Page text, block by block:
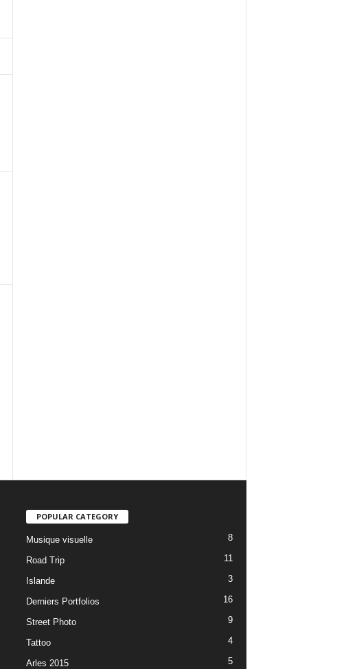
POPULAR CATEGORY
Musique visuelle 8
Road Trip 11
Islande 3
Derniers Portfolios 16
Street Photo 9
Tattoo 4
Arles 2015 5